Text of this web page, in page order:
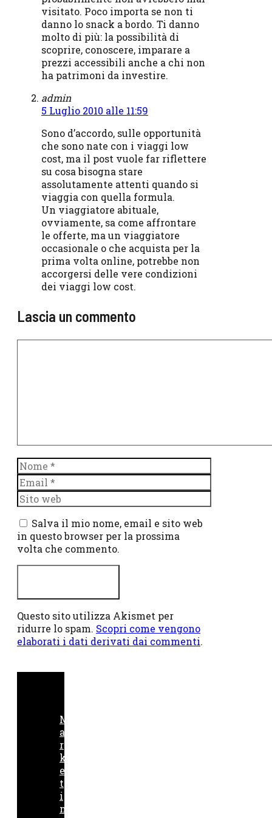
visitato. Poco importa se non ti
danno lo snack a bordo. Ti danno
molto di più: la possibilità di
scoprire, conoscere, imparare a
prezzi accessibili anche a chi non
ha patrimoni da investire.
admin
5 Luglio 2010 alle 11:59
Sono d’accordo, sulle opportunità
che sono nate con i viaggi low
cost, ma il post vuole far riflettere
su cosa bisogna stare
assolutamente attenti quando si
viaggia con quella formula.
Un viaggiatore abituale,
ovviamente, sa come affrontare
le offerte, ma un viaggiatore
occasionale o che acquista per la
prima volta online, potrebbe non
accorgersi delle vere condizioni
dei viaggi low cost.
Lascia un commento
Nome
Email
Sito
web
Salva il mio nome, email e sito web
in questo browser per la prossima
volta che commento.
Questo sito utilizza Akismet per
ridurre lo spam. Scopri come vengono
elaborati i dati derivati dai commenti.
M
a
r
k
e
t
i
n